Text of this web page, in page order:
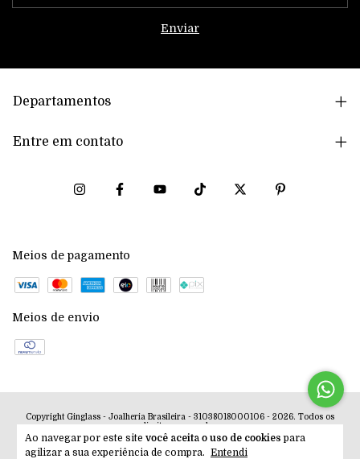
Ao navegar por este site você aceita o uso de cookies para
agilizar a sua experiência de compra. Entendi
Departamentos
Entre em contato
Meios de pagamento
Meios de envio
Copyright Ginglass - Joalheria Brasileira - 31038018000106 - 2026. Todos os
direitos reservados.